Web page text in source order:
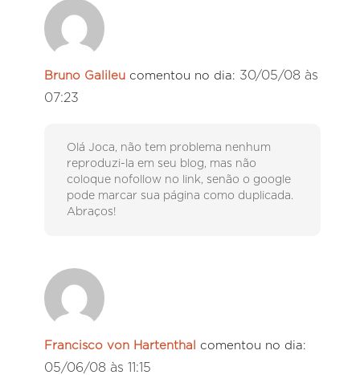
Bruno Galileu comentou no dia: 30/05/08 às
07:23
Olá Joca, não tem problema nenhum
reproduzi-la em seu blog, mas não
coloque nofollow no link, senão o google
pode marcar sua página como duplicada.
Abraços!
Francisco von Hartenthal comentou no dia:
05/06/08 às 11:15